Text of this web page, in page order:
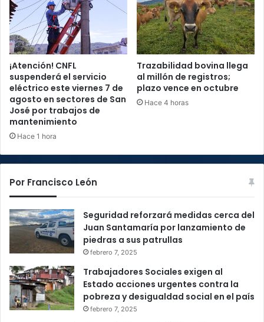
¡Atención! CNFL
suspenderá el servicio
eléctrico este viernes 7 de
agosto en sectores de San
José por trabajos de
mantenimiento
Hace 1 hora
Trazabilidad bovina llega
al millón de registros;
plazo vence en octubre
Hace 4 horas
Por Francisco León
Seguridad reforzará medidas cerca del
Juan Santamaría por lanzamiento de
piedras a sus patrullas
febrero 7, 2025
Trabajadores Sociales exigen al
Estado acciones urgentes contra la
pobreza y desigualdad social en el país
febrero 7, 2025